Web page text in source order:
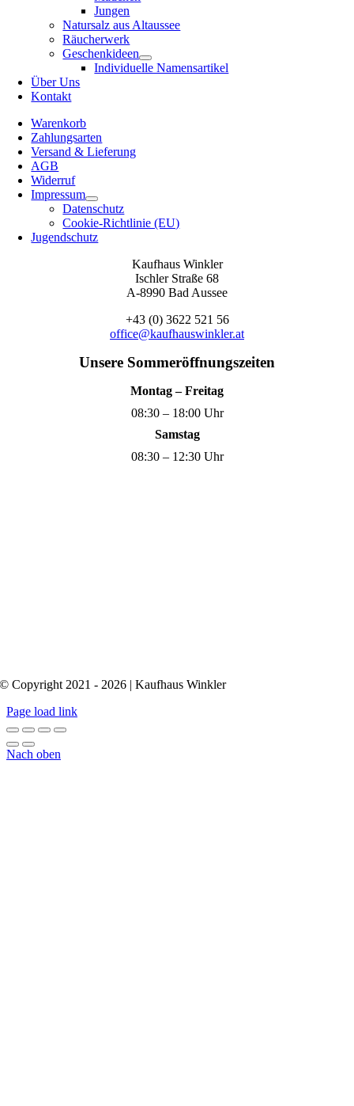
Jungen
Natursalz aus Altaussee
Räucherwerk
Geschenkideen
Individuelle Namensartikel
Über Uns
Kontakt
Warenkorb
Zahlungsarten
Versand & Lieferung
AGB
Widerruf
Impressum
Datenschutz
Cookie-Richtlinie (EU)
Jugendschutz
Kaufhaus Winkler
Ischler Straße 68
A-8990 Bad Aussee
+43 (0) 3622 521 56
office@kaufhauswinkler.at
Unsere Sommeröffnungszeiten
Montag – Freitag
08:30 – 18:00 Uhr
Samstag
08:30 – 12:30 Uhr
© Copyright 2021 - 2026 | Kaufhaus Winkler
Page load link
Nach oben